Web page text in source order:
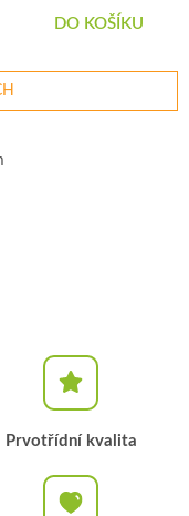
DO KOŠÍKU
Prvotřídní kvalita